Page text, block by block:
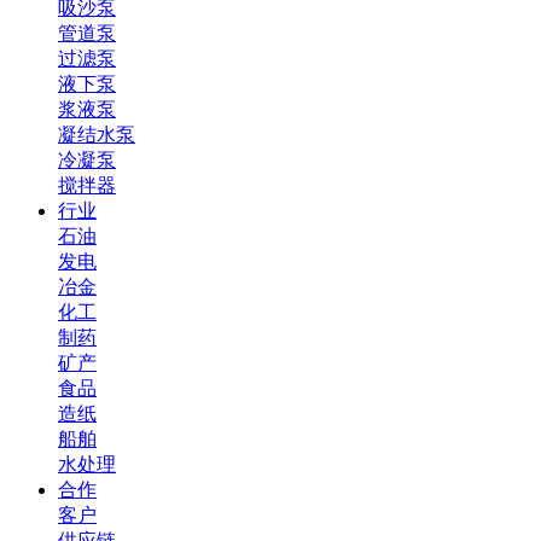
吸沙泵
管道泵
过滤泵
液下泵
浆液泵
凝结水泵
冷凝泵
搅拌器
行业
石油
发电
冶金
化工
制药
矿产
食品
造纸
船舶
水处理
合作
客户